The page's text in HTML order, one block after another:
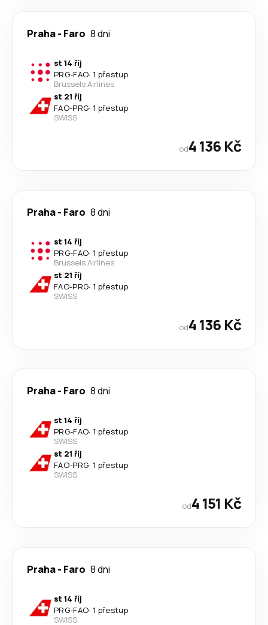
Praha- Faro 8 dni
st 14 říj
PRG-FAO· 1 přestup
Brussels Airlines
st 21 říj
FAO-PRG· 1 přestup
SWISS
od4 136 Kč
Praha- Faro 8 dni
st 14 říj
PRG-FAO· 1 přestup
Brussels Airlines
st 21 říj
FAO-PRG· 1 přestup
SWISS
od4 136 Kč
Praha- Faro 8 dni
st 14 říj
PRG-FAO· 1 přestup
SWISS
st 21 říj
FAO-PRG· 1 přestup
SWISS
od4 151 Kč
Praha- Faro 8 dni
st 14 říj
PRG-FAO· 1 přestup
SWISS